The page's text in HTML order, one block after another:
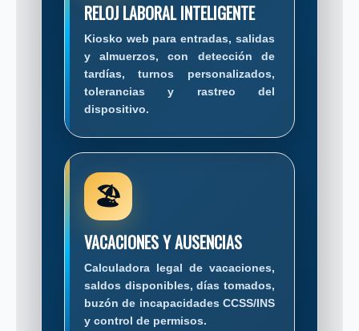
RELOJ LABORAL INTELIGENTE
Kiosko web para entradas, salidas
y almuerzos, con detección de
tardías, turnos personalizados,
tolerancias y rastreo del
dispositivo.
🏖
VACACIONES Y AUSENCIAS
Calculadora legal de vacaciones,
saldos disponibles, días tomados,
buzón de incapacidades CCSS/INS
y control de permisos.